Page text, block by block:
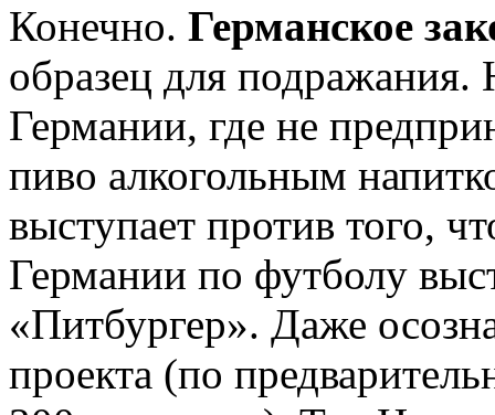
Конечно. Германское
образец для
Германии, где не
пиво алкогольным
выступает против того,
Германии по футболу
«Питбургер». Даже
проекта (по